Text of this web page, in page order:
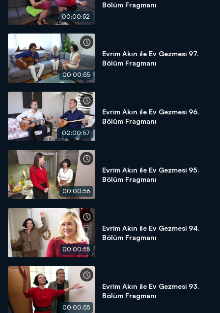
00:00:52
Bölüm Fragmanı
00:00:55
Evrim Akın ile Ev Gezmesi 97.
Bölüm Fragmanı
00:00:57
Evrim Akın ile Ev Gezmesi 96.
Bölüm Fragmanı
00:00:56
Evrim Akın ile Ev Gezmesi 95.
Bölüm Fragmanı
00:00:55
Evrim Akın ile Ev Gezmesi 94.
Bölüm Fragmanı
00:00:55
Evrim Akın ile Ev Gezmesi 93.
Bölüm Fragmanı